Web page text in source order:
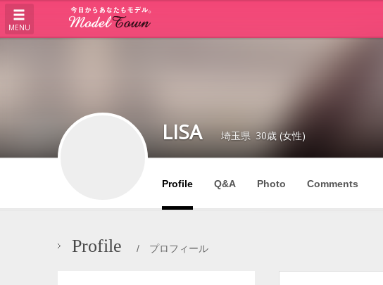
MENU
LISA 埼玉県 30歳 (女性)
Profile Q&A Photo Comments
Profile / プロフィール